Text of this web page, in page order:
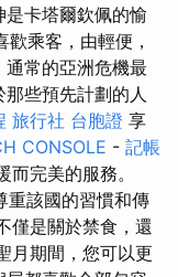
卡塔爾欽佩的愉
乘客，由輕便，
常的亞洲危機最
些預先計劃的人
旅行社 台胞證 享
CONSOLE - 記帳
完美的服務。
重該國的習慣和傳
僅是關於禁食，還
月期間，您可以更